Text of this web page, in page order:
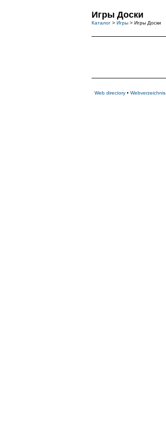
Игры Доски
Каталог > Игры > Игры Доски
Web directory • Webverzeichnis